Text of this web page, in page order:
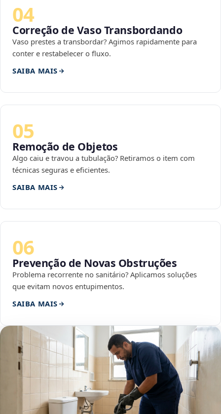
04
Correção de Vaso Transbordando
Vaso prestes a transbordar? Agimos rapidamente para
conter e restabelecer o fluxo.
SAIBA MAIS
05
Remoção de Objetos
Algo caiu e travou a tubulação? Retiramos o item com
técnicas seguras e eficientes.
SAIBA MAIS
06
Prevenção de Novas Obstruções
Problema recorrente no sanitário? Aplicamos soluções
que evitam novos entupimentos.
SAIBA MAIS